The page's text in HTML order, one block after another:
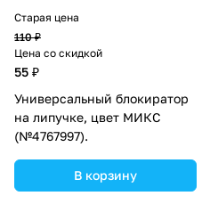
Старая цена
110 ₽
Цена со скидкой
55 ₽
Универсальный блокиратор
на липучке, цвет МИКС
(№4767997).
В корзину